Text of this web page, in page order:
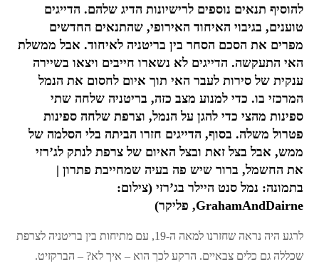
להוסיף תנאים נוספים לרישיונות הדיג שלהם. הדייגים
טוענים, בגיבוי האיחוד האירופי, שהתנאים החדשים
מפרים את הסכם הסחר בין בריטניה לאיחוד. אבל ממשלת
האי התעקשה. הדייגים לא נשארו חייבים ויצאו בשיירה
ענקית של סירות לעבר האי תוך איום לחסום את הנמל
המרכזי בו. כדי למנוע מצב כזה, בריטניה שלחה שתי
ספינות מהצי כדי להגן על הנמל, וצרפת שלחה ספינות
פטרול משלה. בסוף, הדייגים חזרו הביתה בלי הסלמה של
ממש, אבל בצל זאת ובצל האיום של צרפת לנתק לג’רזי
את החשמל, ברור שיש פה בעיה שמחייבת פתרון |
בתמונה: נמל סנט היילר בג’רזי (צילום:
GrahamAndDairne, פליקר)
לרגע היה נראה שחזרנו למאה ה-19, עם מתיחות בין בריטניה לצרפת
שכללה גם כלים צבאיים. הרקע לכך הוא – איך לא? – הברקזיט.